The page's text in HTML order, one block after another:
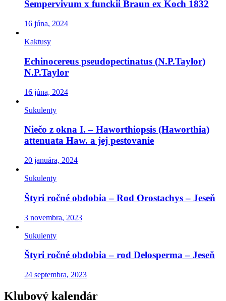
Sempervivum x funckii Braun ex Koch 1832
16 júna, 2024
Kaktusy
Echinocereus pseudopectinatus (N.P.Taylor)
N.P.Taylor
16 júna, 2024
Sukulenty
Niečo z okna I. – Haworthiopsis (Haworthia)
attenuata Haw. a jej pestovanie
20 januára, 2024
Sukulenty
Štyri ročné obdobia – Rod Orostachys – Jeseň
3 novembra, 2023
Sukulenty
Štyri ročné obdobia – rod Delosperma – Jeseň
24 septembra, 2023
Klubový kalendár